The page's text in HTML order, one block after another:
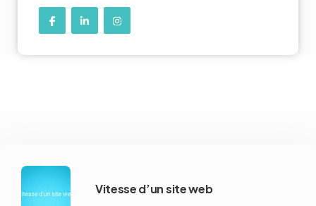
Vitesse d’un site web